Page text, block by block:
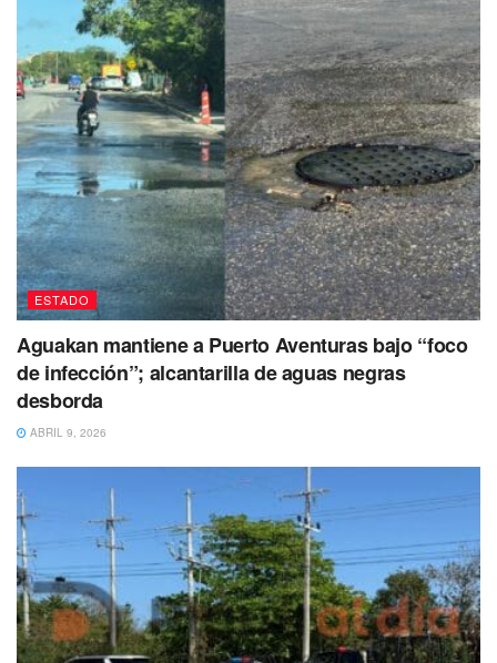
ESTADO
Aguakan mantiene a Puerto Aventuras bajo “foco
de infección”; alcantarilla de aguas negras
desborda
ABRIL 9, 2026